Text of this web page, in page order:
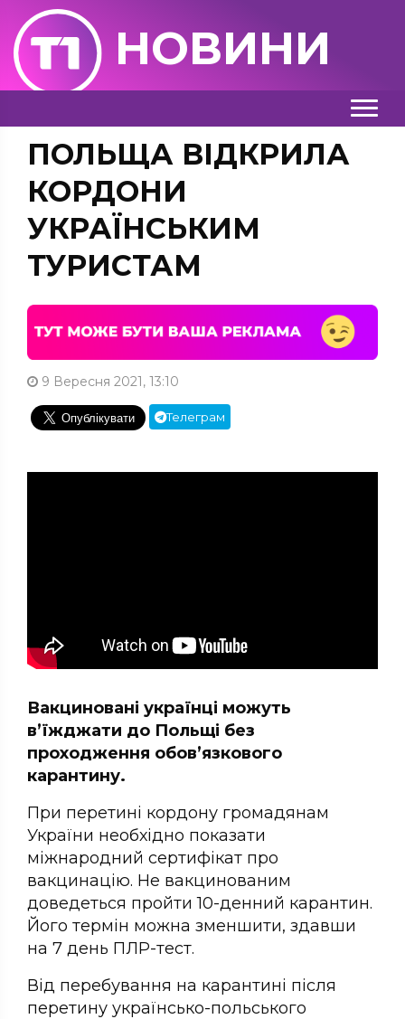
НОВИНИ
ПОЛЬЩА ВІДКРИЛА
КОРДОНИ
УКРАЇНСЬКИМ
ТУРИСТАМ
9 Вересня 2021, 13:10
Телеграм
Вакциновані українці можуть
в’їжджати до Польщі без
проходження обов’язкового
карантину.
При перетині кордону громадянам
України необхідно показати
міжнародний сертифікат про
вакцинацію. Не вакцинованим
доведеться пройти 10-денний карантин.
Його термін можна зменшити, здавши
на 7 день ПЛР-тест.
Від перебування на карантині після
перетину українсько-польського